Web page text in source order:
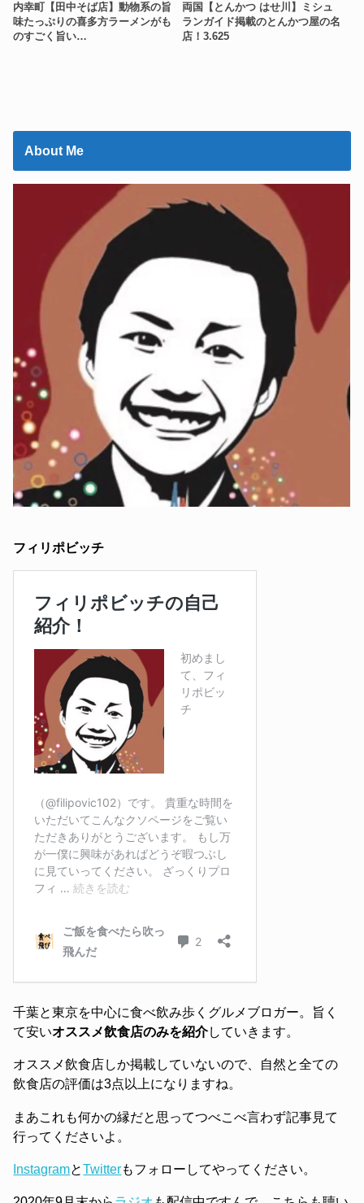
内幸町【田中そば店】動物系の旨
味たっぷりの喜多方ラーメンがも
のすごく旨い…
両国【とんかつ はせ川】ミシュ
ランガイド掲載のとんかつ屋の名
店！3.625
About Me
フィリポビッチ
千葉と東京を中心に食べ飲み歩くグルメブロガー。旨く
て安いオススメ飲食店のみを紹介していきます。
オススメ飲食店しか掲載していないので、自然と全ての
飲食店の評価は3点以上になりますね。
まあこれも何かの縁だと思ってつべこべ言わず記事見て
行ってくださいよ。
InstagramとTwitterもフォローしてやってください。